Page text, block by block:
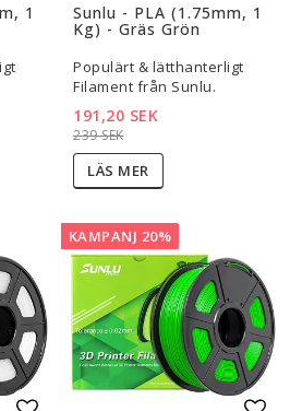
1 Sunlu - PLA (1.75mm, 1
Kg) - Gräs Grön
Populärt & lätthanterligt
Filament från Sunlu.
239 SEK
191,20 SEK
LÄS MER
KAMPANJ 20%